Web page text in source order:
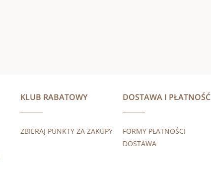
KLUB RABATOWY
ZBIERAJ PUNKTY ZA ZAKUPY
DOSTAWA I PŁATNOŚĆ
FORMY PŁATNOŚCI
DOSTAWA